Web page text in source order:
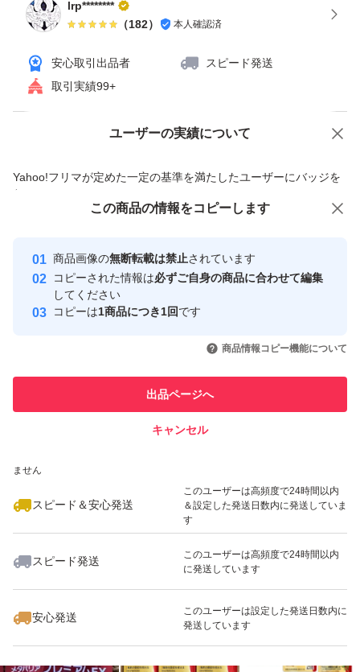
lrp********
（182） 本人確認済
安心取引出品者
スピード発送
取引実績99+
ユーザーの実績について
Yahoo!フリマが定めた一定の基準を満たしたユーザーにバッジを
付与しています
安心取引出品者
心・安全なユーザーです
取引実績
引を完了させた実績があります
での取引実績があります
ません
スピード＆安心発送
このユーザーは高頻度で24時間以内
＆設定した発送日数内に発送していま
す
スピード発送
このユーザーは高頻度で24時間以内
に発送しています
安心発送
このユーザーは設定した発送日数内に
発送しています
価格の相談 商品への質問
この商品の情報をコピーします
商品画像の無断転載は禁止されています
コピーされた情報は必ずご自身の商品に合わせて編集
してください
コピーは1商品につき1回です
商品情報コピー機能について
出品ページへ
キャンセル
この商品をみている人にオススメ
いいね！
4,300